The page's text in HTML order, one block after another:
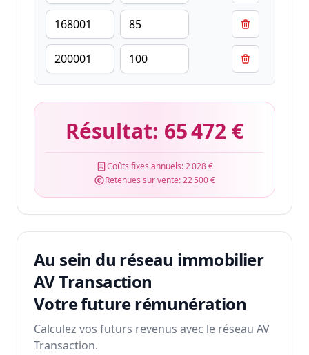
Résultat: 65 472 €
Coûts fixes annuels:2 028 €
Retenues sur vente:22 500 €
Au sein du réseau immobilier
AV Transaction
Votre future rémunération
Calculez vos futurs revenus avec le réseau AV
Transaction.